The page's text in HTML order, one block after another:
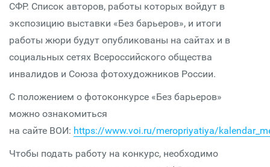
СФР. Список авторов, работы которых войдут в
экспозицию выставки «Без барьеров», и итоги
работы жюри будут опубликованы на сайтах и в
социальных сетях Всероссийского общества
инвалидов и Союза фотохудожников России.
С положением о фотоконкурсе «Без барьеров»
можно ознакомиться
на сайте ВОИ: https://www.voi.ru/meropriyatiya/
Чтобы подать работу на конкурс, необходимо